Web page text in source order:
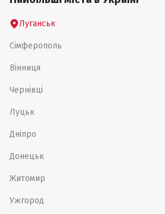
Луганськ
Сімферополь
Вінниця
Чернівці
Луцьк
Дніпро
Донецьк
Житомир
Ужгород